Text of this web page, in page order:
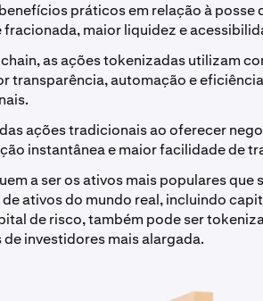
práticos em relação à posse
maior liquidez e
as ações tokenizadas utilizam
transparência, automação e
ações tradicionais ao oferecer
instantânea e maior facilidade de
a ser os ativos mais populares que
ativos do mundo real, incluindo
de risco, também pode ser
investidores mais alargada.